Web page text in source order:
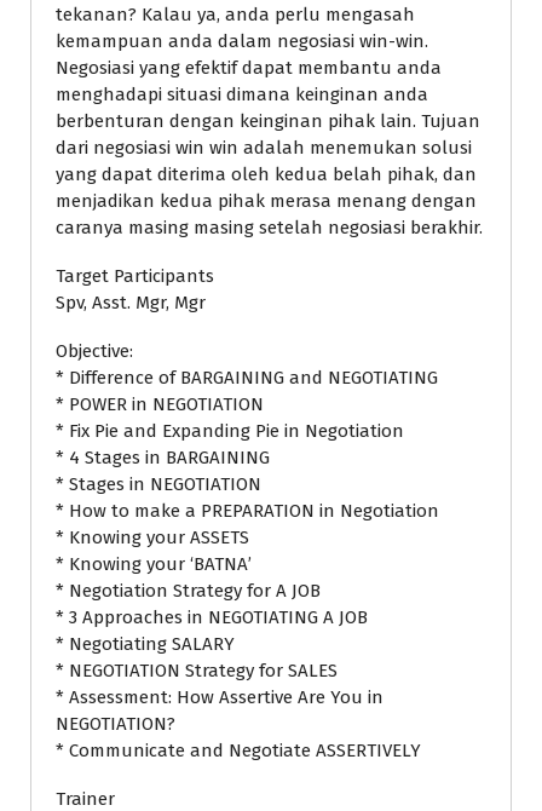
tekanan? Kalau ya, anda perlu mengasah
kemampuan anda dalam negosiasi win-win.
Negosiasi yang efektif dapat membantu anda
menghadapi situasi dimana keinginan anda
berbenturan dengan keinginan pihak lain. Tujuan
dari negosiasi win win adalah menemukan solusi
yang dapat diterima oleh kedua belah pihak, dan
menjadikan kedua pihak merasa menang dengan
caranya masing masing setelah negosiasi berakhir.
Target Participants
Spv, Asst. Mgr, Mgr
Objective:
* Difference of BARGAINING and NEGOTIATING
* POWER in NEGOTIATION
* Fix Pie and Expanding Pie in Negotiation
* 4 Stages in BARGAINING
* Stages in NEGOTIATION
* How to make a PREPARATION in Negotiation
* Knowing your ASSETS
* Knowing your ‘BATNA’
* Negotiation Strategy for A JOB
* 3 Approaches in NEGOTIATING A JOB
* Negotiating SALARY
* NEGOTIATION Strategy for SALES
* Assessment: How Assertive Are You in
NEGOTIATION?
* Communicate and Negotiate ASSERTIVELY
Trainer